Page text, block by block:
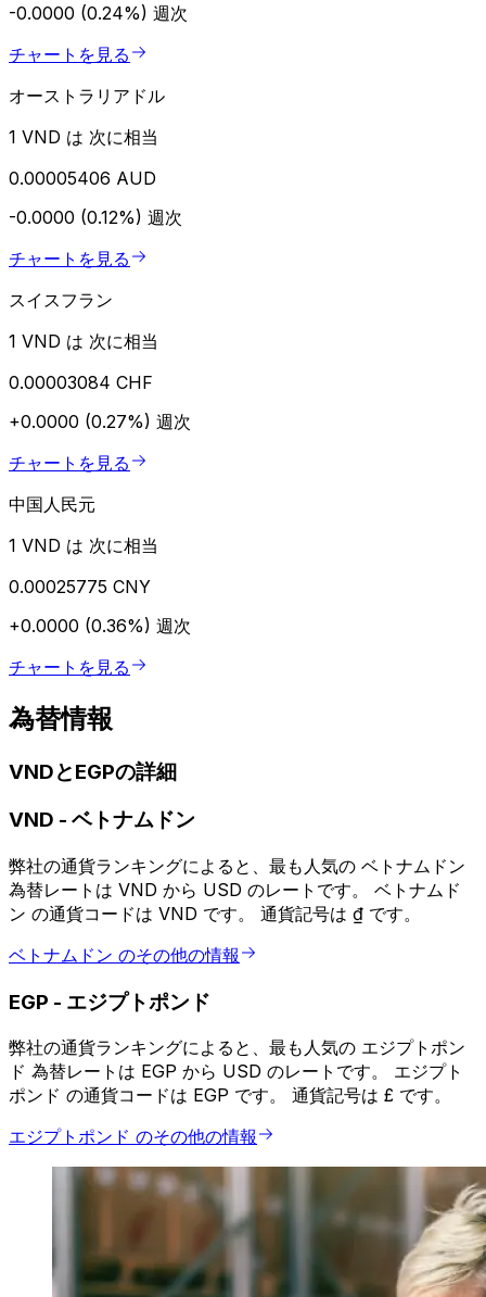
-0.0000 (0.24%) 週次
チャートを見る
オーストラリアドル
1 VND は 次に相当
0.00005406 AUD
-0.0000 (0.12%) 週次
チャートを見る
スイスフラン
1 VND は 次に相当
0.00003084 CHF
+0.0000 (0.27%) 週次
チャートを見る
中国人民元
1 VND は 次に相当
0.00025775 CNY
+0.0000 (0.36%) 週次
チャートを見る
為替情報
VNDとEGPの詳細
VND - ベトナムドン
弊社の通貨ランキングによると、最も人気の ベトナムドン
為替レートは VND から USD のレートです。 ベトナムド
ン の通貨コードは VND です。 通貨記号は ₫ です。
ベトナムドン のその他の情報
EGP - エジプトポンド
弊社の通貨ランキングによると、最も人気の エジプトポン
ド 為替レートは EGP から USD のレートです。 エジプト
ポンド の通貨コードは EGP です。 通貨記号は £ です。
エジプトポンド のその他の情報